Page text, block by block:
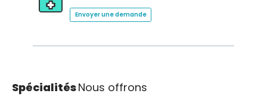
Envoyer une demande
SpécialitésNous offrons